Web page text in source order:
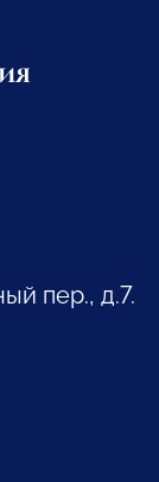
пер., д.7.